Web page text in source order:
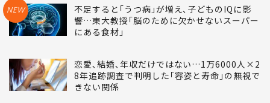
NEW
不足すると｢うつ病｣が増え､子どものIQに影
響…東大教授｢脳のために欠かせないスーパー
にある食材｣
恋愛､結婚､年収だけではない…1万6000人×2
8年追跡調査で判明した｢容姿と寿命｣の無視で
きない関係